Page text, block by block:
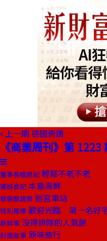
上一期 德國奇蹟
《商業周刊》第 1223
董事長嬉遊記 輕鬆不老不老
饕姊食記 本島海鮮
發現酷建築 迷宮車站
特別報導 歡迎光臨 第一名好
新鮮事 沒得排隊的人氣餅
封面故事 原味旅行